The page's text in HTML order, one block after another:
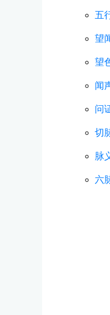
五
望
望
闻
问
切
脉
六